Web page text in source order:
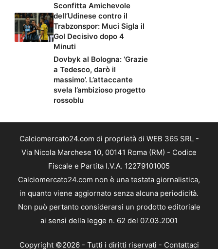
Sconfitta Amichevole
dell’Udinese contro il
Trabzonspor: Muci Sigla il
Gol Decisivo dopo 4
Minuti
Dovbyk al Bologna: ‘Grazie
a Tedesco, darò il
massimo’. L’attaccante
svela l’ambizioso progetto
rossoblu
Calciomercato24.com di proprietà di WEB 365 SRL -
Via Nicola Marchese 10, 00141 Roma (RM) - Codice
Fiscale e Partita I.V.A. 12279101005
Calciomercato24.com non è una testata giornalistica,
in quanto viene aggiornato senza alcuna periodicità.
Non può pertanto considerarsi un prodotto editoriale
ai sensi della legge n. 62 del 07.03.2001
Copyright ©2026 - Tutti i diritti riservati - Contattaci